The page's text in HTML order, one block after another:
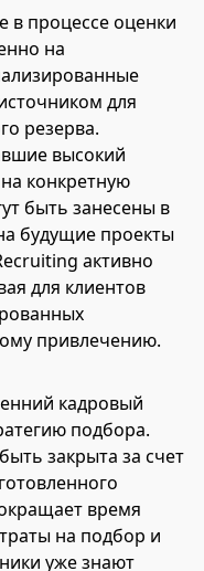
в процессе оценки
на
для
резерва.
высокий
конкретную
быть занесены в
будущие проекты
активно
для клиентов
привлечению.
кадровый
подбора.
закрыта за счет
время
на подбор и
уже знают